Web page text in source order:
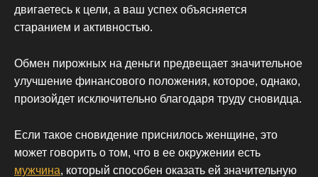
двигаетесь к цели, а ваш успех объясняется
старанием и активностью.
Обмен пирожных на деньги предвещает значительное
улучшение финансового положения, которое, однако,
произойдет исключительно благодаря труду сновидца.
Если такое сновидение приснилось женщине, это
может говорить о том, что в ее окружении есть
мужчина, который способен оказать ей значительную